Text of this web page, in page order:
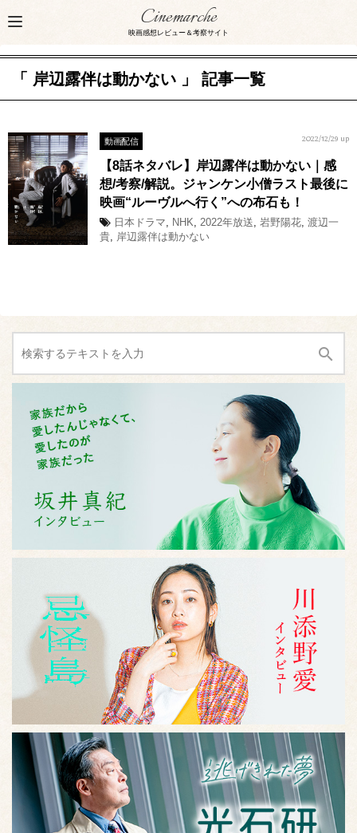
Cinemarche
映画感想レビュー＆考察サイト
「 岸辺露伴は動かない 」 記事一覧
動画配信 2022/12/29 up
【8話ネタバレ】岸辺露伴は動かない｜感
想/考察/解説。ジャンケン小僧ラスト最後に
映画“ルーヴルへ行く”への布石も！
日本ドラマ, NHK, 2022年放送, 岩野陽花, 渡辺一
貴, 岸辺露伴は動かない